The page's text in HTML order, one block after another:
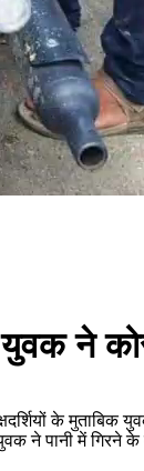
ने
के
ने पानी में गिरने के